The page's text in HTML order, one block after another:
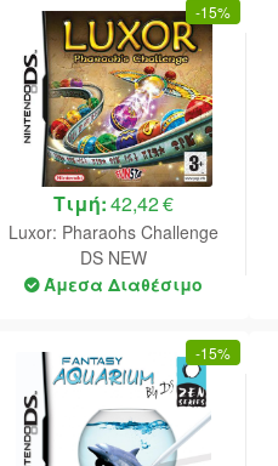
-15%
Τιμή:42,42 €
Luxor: Pharaohs Challenge
DS NEW
Άμεσα Διαθέσιμο
-15%